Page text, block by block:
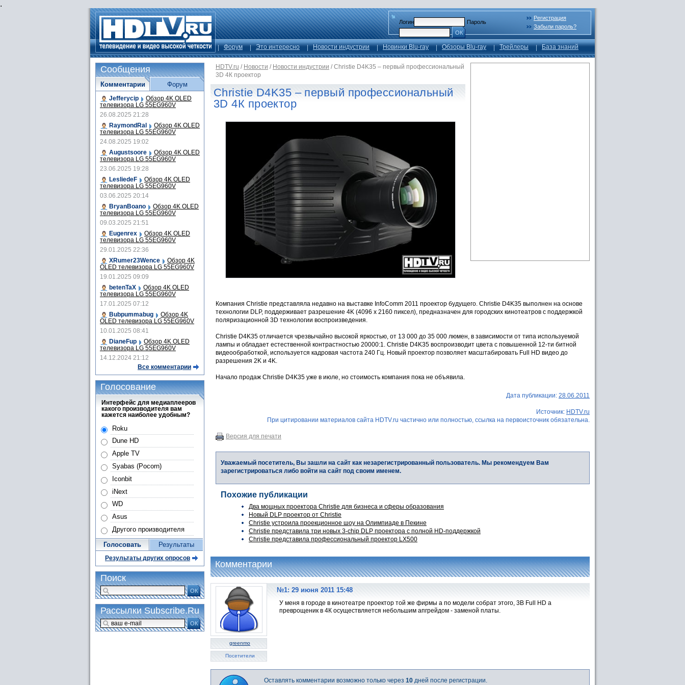
.
Логин
Пароль
ОК
Регистрация
Забыли пароль?
Форум Это интересно Новости индустрии Новинки Blu-ray Обзоры Blu-ray Трейлеры База знаний
HDTV.ru / Новости / Новости индустрии / Christie D4K35 – первый профессиональный
3D 4К проектор
Christie D4K35 – первый профессиональный
3D 4К проектор
Компания Christie представляла недавно на выставке InfoComm 2011 проектор будущего. Christie D4K35 выполнен на основе
технологии DLP, поддерживает разрешение 4K (4096 x 2160 пиксел), предназначен для городских кинотеатров с поддержкой
поляризационной 3D технологии воспроизведения.
Christie D4K35 отличается чрезвычайно высокой яркостью, от 13 000 до 35 000 люмен, в зависимости от типа используемой
лампы и обладает естественной контрастностью 20000:1. Christie D4K35 воспроизводит цвета с повышенной 12-ти битной
видеообработкой, используется кадровая частота 240 Гц. Новый проектор позволяет масштабировать Full HD видео до
разрешения 2K и 4K.
Начало продаж Christie D4K35 уже в июле, но стоимость компания пока не объявила.
Дата публикации: 28.06.2011
Источник: HDTV.ru
При цитировании материалов сайта HDTV.ru частично или полностью, ссылка на первоисточник обязательна.
Версия для печати
Уважаемый посетитель, Вы зашли на сайт как незарегистрированный пользователь. Мы рекомендуем Вам
зарегистрироваться либо войти на сайт под своим именем.
Похожие публикации
Два мощных проектора Christie для бизнеса и сферы образования
Новый DLP проектор от Christie
Christie устроила проекционное шоу на Олимпиаде в Пекине
Christie представила три новых 3-chip DLP проектора с полной HD-поддержкой
Christie представила профессиональный проектор LX500
Комментарии
greenmo
Посетители
№1: 29 июня 2011 15:48
У меня в городе в кинотеатре проектор той же фирмы а по модели собрат этого, 3В Full HD а
преврощеник в 4К осуществляется небольшим апгрейдом - заменой платы.
Оставлять комментарии возможно только через 10 дней после регистрации.
Сообщения
Комментарии
Jefferycip Обзор 4K OLED
телевизора LG 55EG960V
26.08.2025 21:28
RaymondRal
Обзор 4K OLED
телевизора LG 55EG960V
24.08.2025 19:02
Augustsoore
Обзор 4K OLED
телевизора LG 55EG960V
23.06.2025 19:28
LesliedeF
Обзор 4K OLED
телевизора LG 55EG960V
03.06.2025 20:14
BryanBoano
Обзор 4K OLED
телевизора LG 55EG960V
09.03.2025 21:51
Eugenrex
Обзор 4K OLED
телевизора LG 55EG960V
29.01.2025 22:36
XRumer23Wence
Обзор 4K
OLED телевизора LG 55EG960V
19.01.2025 09:09
betenTaX
Обзор 4K OLED
телевизора LG 55EG960V
17.01.2025 07:12
Bubpummabug
Обзор 4K
OLED телевизора LG 55EG960V
10.01.2025 08:41
DianeFup
Обзор 4K OLED
телевизора LG 55EG960V
14.12.2024 21:12
Все комментарии
Форум
Голосование
Интерфейс для медиаплееров
какого производителя вам
кажется наиболее удобным?
Roku
Dune HD
Apple TV
Syabas (Pocorn)
Iconbit
iNext
WD
Asus
Другого производителя
Голосовать Результаты
Результаты других опросов
Поиск
ОК
Рассылки Subscribe.Ru
ОК